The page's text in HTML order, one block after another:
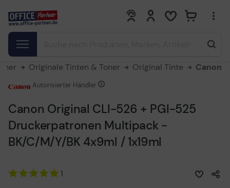
0 0
Originale Tinten & Toner Original Tinte Canon
Canon Original CLI-526 + PGI-525
Druckerpatronen Multipack -
BK/C/M/Y/BK 4x9ml / 1x19ml
Autorisierter Händler
1